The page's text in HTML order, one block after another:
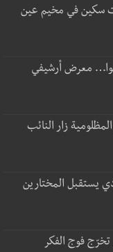
سكين في مخيم عين
معرض أرشيفي
زار النائب
يستقبل المختارين
فوج الفكر